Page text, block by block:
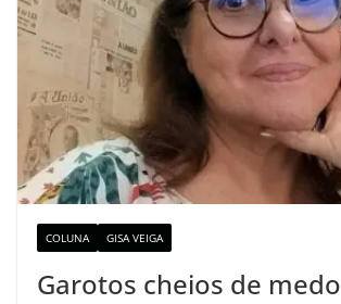
COLUNA GISA VEIGA
Garotos cheios de medo